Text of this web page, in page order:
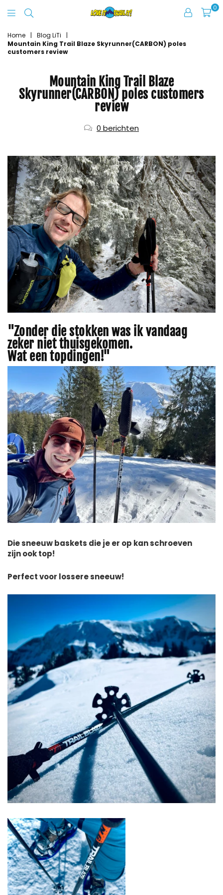
It
Trail
It
0
Home | Blog LiTi
|
Mountain King Trail Blaze Skyrunner(CARBON) poles
customers review
Mountain King Trail Blaze
Skyrunner(CARBON) poles customers
review
0 berichten
"Zonder die stokken was ik vandaag
zeker niet thuisgekomen.
Wat een topdingen!"
Die sneeuw baskets die je er op kan schroeven
zijn ook top!
Perfect voor lossere sneeuw!